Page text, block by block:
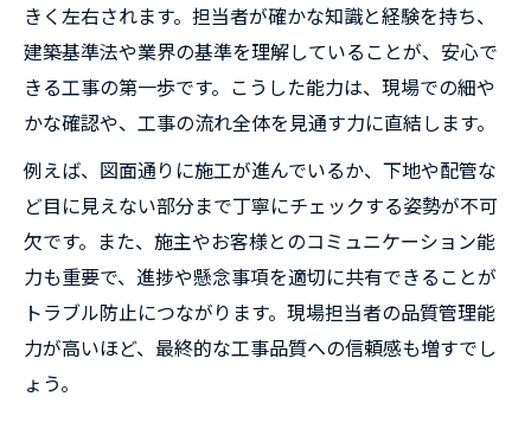
きく左右されます。担当者が確かな知識と経験を持ち、
建築基準法や業界の基準を理解していることが、安心で
きる工事の第一歩です。こうした能力は、現場での細や
かな確認や、工事の流れ全体を見通す力に直結します。
例えば、図面通りに施工が進んでいるか、下地や配管な
ど目に見えない部分まで丁寧にチェックする姿勢が不可
欠です。また、施主やお客様とのコミュニケーション能
力も重要で、進捗や懸念事項を適切に共有できることが
トラブル防止につながります。現場担当者の品質管理能
力が高いほど、最終的な工事品質への信頼感も増すでし
ょう。